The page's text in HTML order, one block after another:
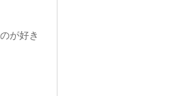
が好き